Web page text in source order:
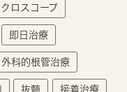
クロスコープ
即日治療
外科的根管治療
抜髄 接着治療